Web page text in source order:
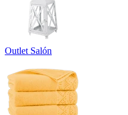
Outlet Salón